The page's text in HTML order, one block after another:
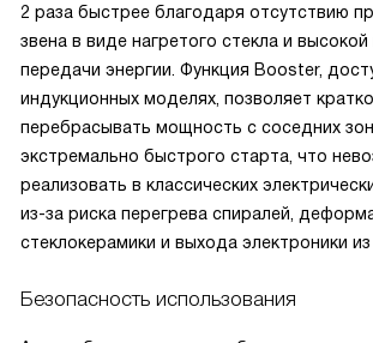
2 раза быстрее благодаря отсутствию
звена в виде нагретого стекла и
передачи энергии. Функция Booster,
индукционных моделях, позволяет
перебрасывать мощность с соседних
экстремально быстрого старта, что
реализовать в классических
из-за риска перегрева спиралей,
стеклокерамики и выхода электроники из
Безопасность использования